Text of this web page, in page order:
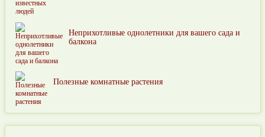
Неприхотливые однолетники для вашего сада и
балкона
Полезные комнатные растения